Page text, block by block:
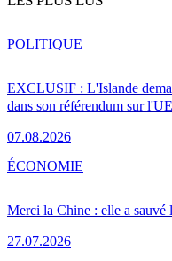
EXCLUSIF : L'Islande
dans son référendum sur l'UE
07.08.2026
POLITIQUE
Merci la Chine : elle a sauvé
27.07.2026
ÉCONOMIE